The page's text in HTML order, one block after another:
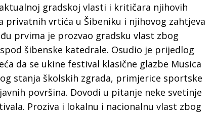
gradskoj vlasti i kritičara njihovih
privatnih vrtića u Šibeniku i njihovog zahtjeva
prvima je prozvao gradsku vlast zbog
šibenske katedrale. Osudio je prijedlog
da se ukine festival klasične glazbe Musica
stanja školskih zgrada, primjerice sportske
površina. Dovodi u pitanje neke svetinje
Proziva i lokalnu i nacionalnu vlast zbog
-
Šibenik spreman za dolazak
električnih autobusa: izgrađeno
12 punionica na kolodvoru